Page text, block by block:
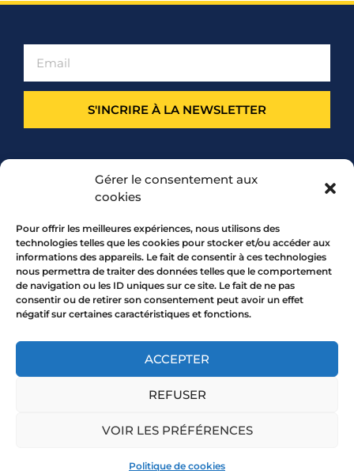
Gérer le consentement aux
cookies
Pour offrir les meilleures expériences, nous utilisons des
technologies telles que les cookies pour stocker et/ou accéder aux
informations des appareils. Le fait de consentir à ces technologies
nous permettra de traiter des données telles que le comportement
de navigation ou les ID uniques sur ce site. Le fait de ne pas
consentir ou de retirer son consentement peut avoir un effet
négatif sur certaines caractéristiques et fonctions.
ACCEPTER
REFUSER
VOIR LES PRÉFÉRENCES
Politique de cookies
S'INCRIRE À LA NEWSLETTER